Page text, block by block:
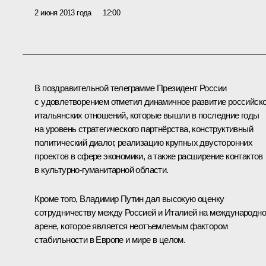
2 июня 2013 года 12:00
В поздравительной телеграмме Президент России
с удовлетворением отметил динамичное развитие
итальянских отношений, которые вышли в последние годы
на уровень стратегического партнёрства, конструктивный
политический диалог, реализацию крупных двусторонних
проектов в сфере экономики, а также расширение контактов
в культурно-гуманитарной области.
Кроме того, Владимир Путин дал высокую оценку
сотрудничеству между Россией и Италией на
арене, которое является неотъемлемым фактором
стабильности в Европе и мире в целом.